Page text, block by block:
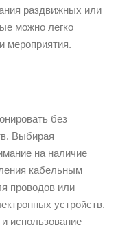
раздвижных или
можно легко
мероприятия.
без
Выбирая
на наличие
кабельным
проводов или
устройств.
использование